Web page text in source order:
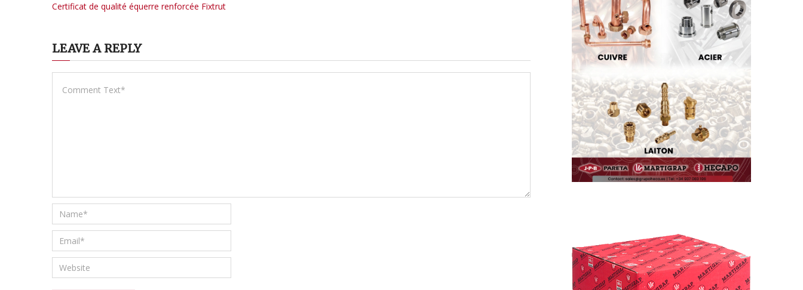
Certificat de qualité équerre renforcée Fixtrut
LEAVE A REPLY